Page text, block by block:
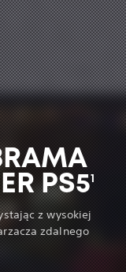
PS51
z wysokiej
zdalnego